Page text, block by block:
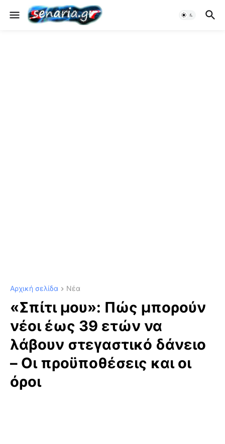
Αρχική σελίδα Νέα
«Σπίτι μου»: Πώς μπορούν
νέοι έως 39 ετών να
λάβουν στεγαστικό δάνειο
– Οι προϋποθέσεις και οι
όροι